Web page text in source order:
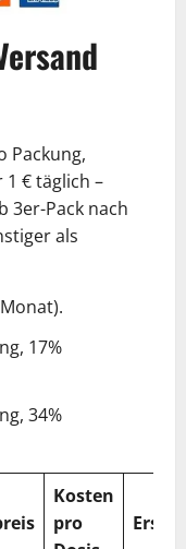
Packung,
€ täglich –
3er-Pack nach
als
17%
34%
Kosten
pro